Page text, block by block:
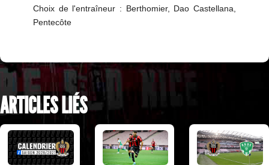
Choix de l'entraîneur : Berthomier, Dao Castellana,
Pentecôte
ARTICLES LIÉS